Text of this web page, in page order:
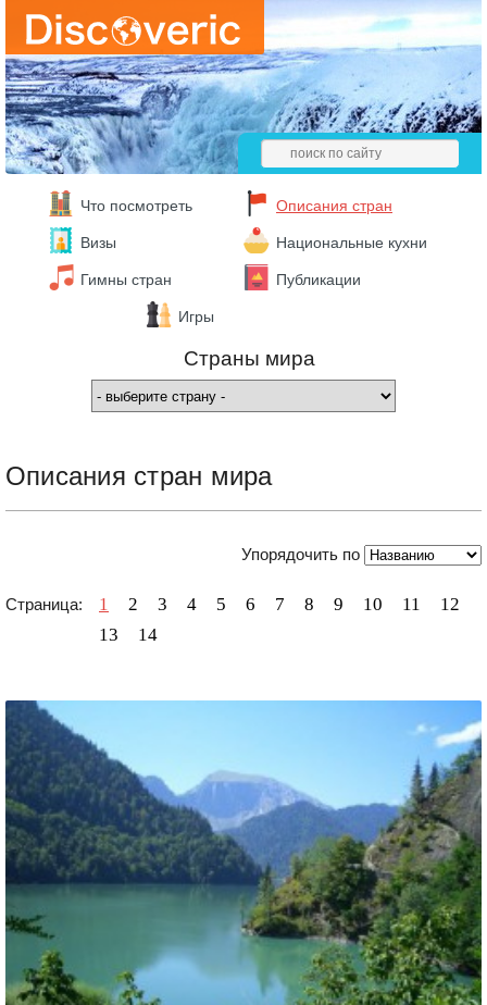
Что посмотреть Описания стран
Визы Национальные кухни
Гимны стран Публикации
Игры
Страны мира
Описания стран мира
Упорядочить по
Страница: 1 2 3 4 5 6 7 8 9 10 11
12
13
14